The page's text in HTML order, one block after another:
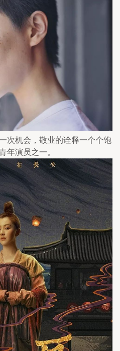
次机会，敬业的诠释一个个饱
年演员之一。